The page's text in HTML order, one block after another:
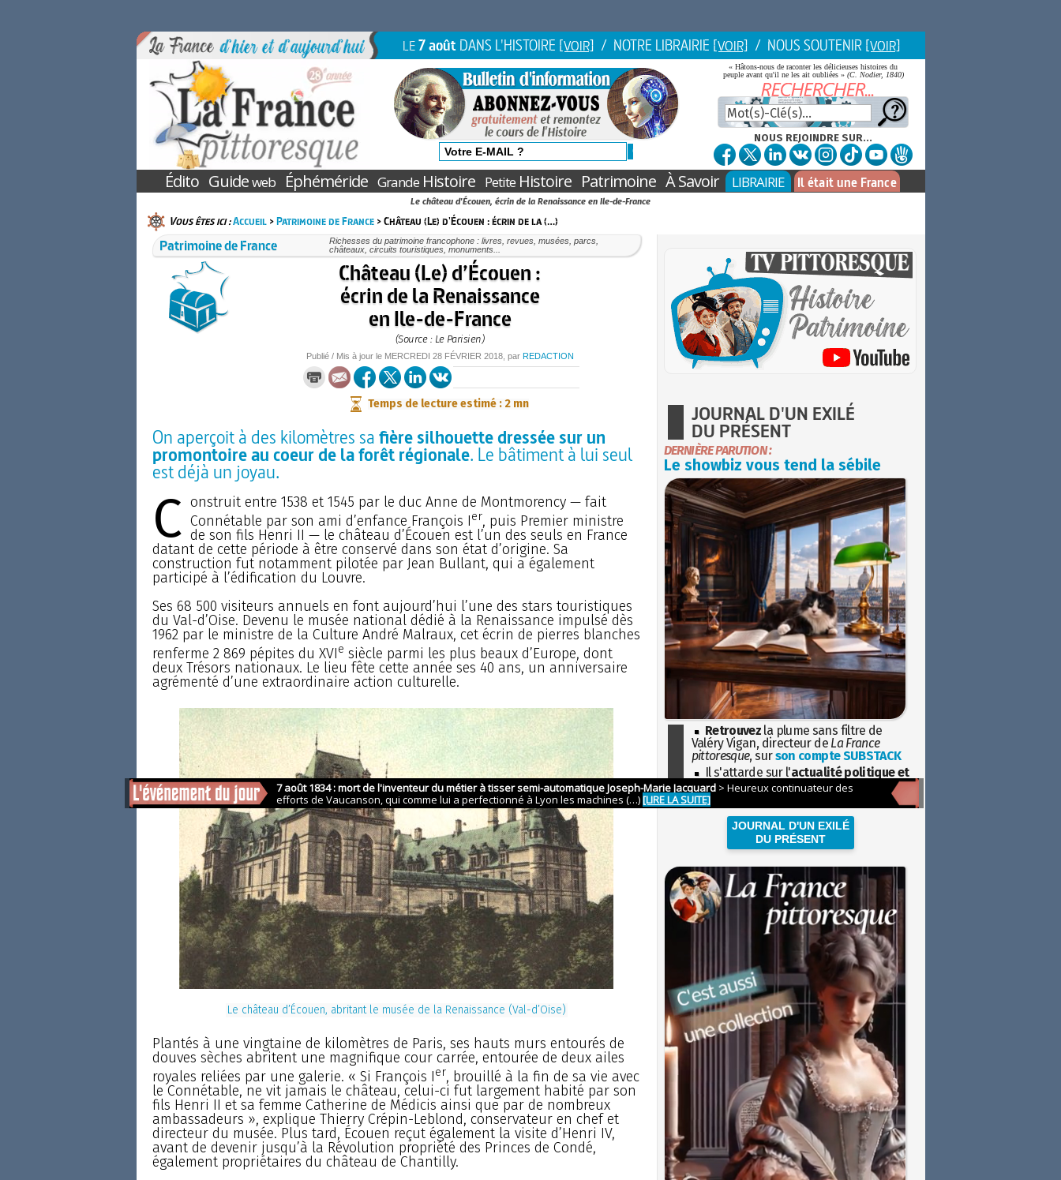
LE7 août DANS L'HISTOIRE [VOIR] / NOTRE LIBRAIRIE [VOIR] / NOUS SOUTENIR [VOIR]
« Hâtons-nous de raconter les délicieuses histoires du
peuple avant qu'il ne les ait oubliées » (C. Nodier, 1840)
NOUS REJOINDRE SUR...
Édito Guideweb Éphéméride GrandeHistoire PetiteHistoire Patrimoine À Savoir LIBRAIRIE Il était une France
Le château d'Écouen, écrin de la Renaissance en Ile-de-France
Vous êtes ici :Accueil>Patrimoine de France> Château (Le) d'Écouen : écrin de la (…)
Patrimoine de France
Richesses du patrimoine francophone : livres, revues, musées, parcs,
châteaux, circuits touristiques, monuments...
Château (Le) d’Écouen :
écrin de la Renaissance
en Ile-de-France
(Source : Le Parisien)
Publié / Mis à jour le MERCREDI 28 FÉVRIER 2018, par REDACTION
Temps de lecture estimé : 2 mn
On aperçoit à des kilomètres safière silhouette dressée sur un
promontoire au coeur de la forêt régionale. Le bâtiment à lui seul
est déjà un joyau.
C onstruit entre 1538 et 1545 par le duc Anne de Montmorency — fait
Connétable par son ami d’enfance François Ier, puis Premier ministre
de son fils Henri II — le château d’Écouen est l’un des seuls en France
datant de cette période à être conservé dans son état d’origine. Sa
construction fut notamment pilotée par Jean Bullant, qui a également
participé à l’édification du Louvre.
Ses 68 500 visiteurs annuels en font aujourd’hui l’une des stars touristiques
du Val-d’Oise. Devenu le musée national dédié à la Renaissance impulsé dès
1962 par le ministre de la Culture André Malraux, cet écrin de pierres blanches
renferme 2 869 pépites du XVIe siècle parmi les plus beaux d’Europe, dont
deux Trésors nationaux. Le lieu fête cette année ses 40 ans, un anniversaire
agrémenté d’une extraordinaire action culturelle.
Le château d’Écouen, abritant le musée de la Renaissance (Val-d’Oise)
Plantés à une vingtaine de kilomètres de Paris, ses hauts murs entourés de
douves sèches abritent une magnifique cour carrée, entourée de deux ailes
royales reliées par une galerie. « Si François Ier, brouillé à la fin de sa vie avec
le Connétable, ne vit jamais le château, celui-ci fut largement habité par son
fils Henri II et sa femme Catherine de Médicis ainsi que par de nombreux
ambassadeurs », explique Thierry Crépin-Leblond, conservateur en chef et
directeur du musée. Plus tard, Écouen reçut également la visite d’Henri IV,
avant de devenir jusqu’à la Révolution propriété des Princes de Condé,
également propriétaires du château de Chantilly.
JOURNAL D'UN EXILÉ
DU PRÉSENT
DERNIÈRE PARUTION :
Le showbiz vous tend la sébile
Retrouvez la plume sans filtre de
Valéry Vigan, directeur de La France
pittoresque, surson compte SUBSTACK
Il s'attarde sur l'actualité politique et
sociétaleavec la hauteur de vue de
l'Histoire
JOURNAL D'UN EXILÉ
DU PRÉSENT